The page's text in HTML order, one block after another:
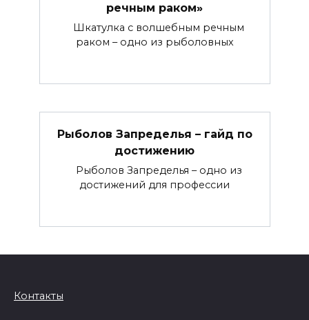
речным раком»
Шкатулка с волшебным речным
раком – одно из рыболовных
Рыболов Запределья – гайд по
достижению
Рыболов Запределья – одно из
достижений для профессии
Контакты